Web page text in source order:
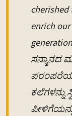
enrich
ಸನ್ಮಾನದ
ಕಲೆಗಳನ್ನು